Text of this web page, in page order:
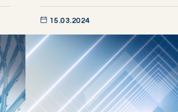
15.03.2024
DÉCOUVRIR MAINTENANT